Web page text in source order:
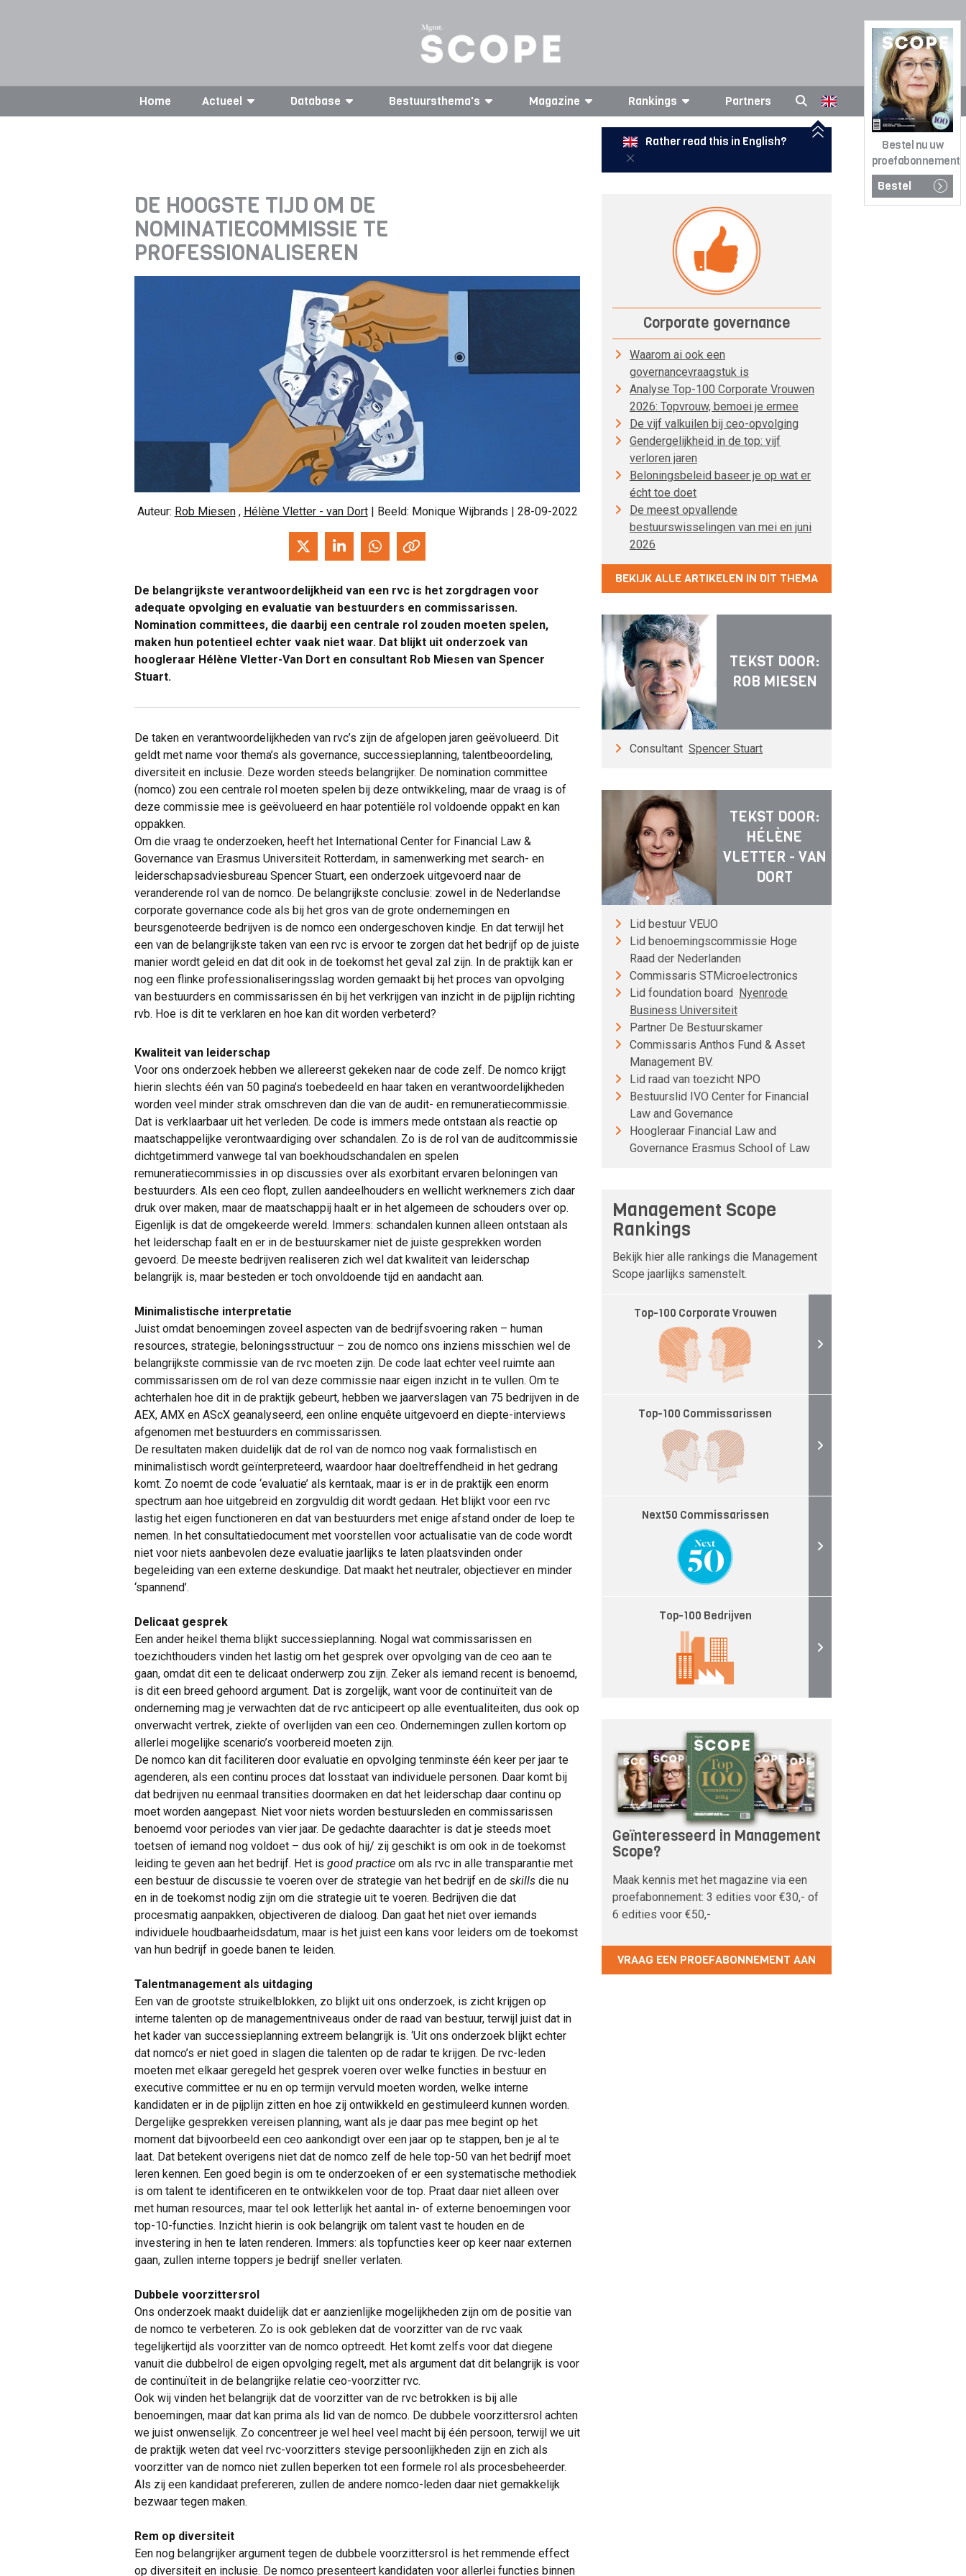
Bestel nu uw
proefabonnement
Bestel
Home Actueel Database Bestuursthema's Magazine Rankings Partners
Rather read this in English?
DE HOOGSTE TIJD OM DE
NOMINATIECOMMISSIE TE
PROFESSIONALISEREN
Auteur: Rob Miesen , Hélène Vletter - van Dort | Beeld: Monique Wijbrands | 28-09-2022
De belangrijkste verantwoordelijkheid van een rvc is het zorgdragen voor
adequate opvolging en evaluatie van bestuurders en commissarissen.
Nomination committees, die daarbij een centrale rol zouden moeten spelen,
maken hun potentieel echter vaak niet waar. Dat blijkt uit onderzoek van
hoogleraar Hélène Vletter-Van Dort en consultant Rob Miesen van Spencer
Stuart.
De taken en verantwoordelijkheden van rvc’s zijn de afgelopen jaren geëvolueerd. Dit
geldt met name voor thema’s als governance, successieplanning, talentbeoordeling,
diversiteit en inclusie. Deze worden steeds belangrijker. De nomination committee
(nomco) zou een centrale rol moeten spelen bij deze ontwikkeling, maar de vraag is of
deze commissie mee is geëvolueerd en haar potentiële rol voldoende oppakt en kan
oppakken.
Om die vraag te onderzoeken, heeft het International Center for Financial Law &
Governance van Erasmus Universiteit Rotterdam, in samenwerking met search- en
leiderschapsadviesbureau Spencer Stuart, een onderzoek uitgevoerd naar de
veranderende rol van de nomco. De belangrijkste conclusie: zowel in de Nederlandse
corporate governance code als bij het gros van de grote ondernemingen en
beursgenoteerde bedrijven is de nomco een ondergeschoven kindje. En dat terwijl het
een van de belangrijkste taken van een rvc is ervoor te zorgen dat het bedrijf op de juiste
manier wordt geleid en dat dit ook in de toekomst het geval zal zijn. In de praktijk kan er
nog een flinke professionaliseringsslag worden gemaakt bij het proces van opvolging
van bestuurders en commissarissen én bij het verkrijgen van inzicht in de pijplijn richting
rvb. Hoe is dit te verklaren en hoe kan dit worden verbeterd?
Kwaliteit van leiderschap
Voor ons onderzoek hebben we allereerst gekeken naar de code zelf. De nomco krijgt
hierin slechts één van 50 pagina’s toebedeeld en haar taken en verantwoordelijkheden
worden veel minder strak omschreven dan die van de audit- en remuneratiecommissie.
Dat is verklaarbaar uit het verleden. De code is immers mede ontstaan als reactie op
maatschappelijke verontwaardiging over schandalen. Zo is de rol van de auditcommissie
dichtgetimmerd vanwege tal van boekhoudschandalen en spelen
remuneratiecommissies in op discussies over als exorbitant ervaren beloningen van
bestuurders. Als een ceo flopt, zullen aandeelhouders en wellicht werknemers zich daar
druk over maken, maar de maatschappij haalt er in het algemeen de schouders over op.
Eigenlijk is dat de omgekeerde wereld. Immers: schandalen kunnen alleen ontstaan als
het leiderschap faalt en er in de bestuurskamer niet de juiste gesprekken worden
gevoerd. De meeste bedrijven realiseren zich wel dat kwaliteit van leiderschap
belangrijk is, maar besteden er toch onvoldoende tijd en aandacht aan.
Minimalistische interpretatie
Juist omdat benoemingen zoveel aspecten van de bedrijfsvoering raken – human
resources, strategie, beloningsstructuur – zou de nomco ons inziens misschien wel de
belangrijkste commissie van de rvc moeten zijn. De code laat echter veel ruimte aan
commissarissen om de rol van deze commissie naar eigen inzicht in te vullen. Om te
achterhalen hoe dit in de praktijk gebeurt, hebben we jaarverslagen van 75 bedrijven in de
AEX, AMX en AScX geanalyseerd, een online enquête uitgevoerd en diepte-interviews
afgenomen met bestuurders en commissarissen.
De resultaten maken duidelijk dat de rol van de nomco nog vaak formalistisch en
minimalistisch wordt geïnterpreteerd, waardoor haar doeltreffendheid in het gedrang
komt. Zo noemt de code ‘evaluatie’ als kerntaak, maar is er in de praktijk een enorm
spectrum aan hoe uitgebreid en zorgvuldig dit wordt gedaan. Het blijkt voor een rvc
lastig het eigen functioneren en dat van bestuurders met enige afstand onder de loep te
nemen. In het consultatiedocument met voorstellen voor actualisatie van de code wordt
niet voor niets aanbevolen deze evaluatie jaarlijks te laten plaatsvinden onder
begeleiding van een externe deskundige. Dat maakt het neutraler, objectiever en minder
‘spannend’.
Delicaat gesprek
Een ander heikel thema blijkt successieplanning. Nogal wat commissarissen en
toezichthouders vinden het lastig om het gesprek over opvolging van de ceo aan te
gaan, omdat dit een te delicaat onderwerp zou zijn. Zeker als iemand recent is benoemd,
is dit een breed gehoord argument. Dat is zorgelijk, want voor de continuïteit van de
onderneming mag je verwachten dat de rvc anticipeert op alle eventualiteiten, dus ook op
onverwacht vertrek, ziekte of overlijden van een ceo. Ondernemingen zullen kortom op
allerlei mogelijke scenario’s voorbereid moeten zijn.
De nomco kan dit faciliteren door evaluatie en opvolging tenminste één keer per jaar te
agenderen, als een continu proces dat losstaat van individuele personen. Daar komt bij
dat bedrijven nu eenmaal transities doormaken en dat het leiderschap daar continu op
moet worden aangepast. Niet voor niets worden bestuursleden en commissarissen
benoemd voor periodes van vier jaar. De gedachte daarachter is dat je steeds moet
toetsen of iemand nog voldoet – dus ook of hij/ zij geschikt is om ook in de toekomst
leiding te geven aan het bedrijf. Het is good practice om als rvc in alle transparantie met
een bestuur de discussie te voeren over de strategie van het bedrijf en de skills die nu
en in de toekomst nodig zijn om die strategie uit te voeren. Bedrijven die dat
procesmatig aanpakken, objectiveren de dialoog. Dan gaat het niet over iemands
individuele houdbaarheidsdatum, maar is het juist een kans voor leiders om de toekomst
van hun bedrijf in goede banen te leiden.
Talentmanagement als uitdaging
Een van de grootste struikelblokken, zo blijkt uit ons onderzoek, is zicht krijgen op
interne talenten op de managementniveaus onder de raad van bestuur, terwijl juist dat in
het kader van successieplanning extreem belangrijk is. ‘Uit ons onderzoek blijkt echter
dat nomco’s er niet goed in slagen die talenten op de radar te krijgen. De rvc-leden
moeten met elkaar geregeld het gesprek voeren over welke functies in bestuur en
executive committee er nu en op termijn vervuld moeten worden, welke interne
kandidaten er in de pijplijn zitten en hoe zij ontwikkeld en gestimuleerd kunnen worden.
Dergelijke gesprekken vereisen planning, want als je daar pas mee begint op het
moment dat bijvoorbeeld een ceo aankondigt over een jaar op te stappen, ben je al te
laat. Dat betekent overigens niet dat de nomco zelf de hele top-50 van het bedrijf moet
leren kennen. Een goed begin is om te onderzoeken of er een systematische methodiek
is om talent te identificeren en te ontwikkelen voor de top. Praat daar niet alleen over
met human resources, maar tel ook letterlijk het aantal in- of externe benoemingen voor
top-10-functies. Inzicht hierin is ook belangrijk om talent vast te houden en de
investering in hen te laten renderen. Immers: als topfuncties keer op keer naar externen
gaan, zullen interne toppers je bedrijf sneller verlaten.
Dubbele voorzittersrol
Ons onderzoek maakt duidelijk dat er aanzienlijke mogelijkheden zijn om de positie van
de nomco te verbeteren. Zo is ook gebleken dat de voorzitter van de rvc vaak
tegelijkertijd als voorzitter van de nomco optreedt. Het komt zelfs voor dat diegene
vanuit die dubbelrol de eigen opvolging regelt, met als argument dat dit belangrijk is voor
de continuïteit in de belangrijke relatie ceo-voorzitter rvc.
Ook wij vinden het belangrijk dat de voorzitter van de rvc betrokken is bij alle
benoemingen, maar dat kan prima als lid van de nomco. De dubbele voorzittersrol achten
we juist onwenselijk. Zo concentreer je wel heel veel macht bij één persoon, terwijl we uit
de praktijk weten dat veel rvc-voorzitters stevige persoonlijkheden zijn en zich als
voorzitter van de nomco niet zullen beperken tot een formele rol als procesbeheerder.
Als zij een kandidaat prefereren, zullen de andere nomco-leden daar niet gemakkelijk
bezwaar tegen maken.
Rem op diversiteit
Een nog belangrijker argument tegen de dubbele voorzittersrol is het remmende effect
op diversiteit en inclusie. De nomco presenteert kandidaten voor allerlei functies binnen
Corporate governance
Waarom ai ook een
governancevraagstuk is
Analyse Top-100 Corporate Vrouwen
2026: Topvrouw, bemoei je ermee
De vijf valkuilen bij ceo-opvolging
Gendergelijkheid in de top: vijf
verloren jaren
Beloningsbeleid baseer je op wat er
écht toe doet
De meest opvallende
bestuurswisselingen van mei en juni
2026
BEKIJK ALLE ARTIKELEN IN DIT THEMA
TEKST DOOR:
ROB MIESEN
Consultant Spencer Stuart
TEKST DOOR:
HÉLÈNE
VLETTER - VAN
DORT
Lid bestuur VEUO
Lid benoemingscommissie Hoge
Raad der Nederlanden
Commissaris STMicroelectronics
Lid foundation board Nyenrode
Business Universiteit
Partner De Bestuurskamer
Commissaris Anthos Fund & Asset
Management BV.
Lid raad van toezicht NPO
Bestuurslid IVO Center for Financial
Law and Governance
Hoogleraar Financial Law and
Governance Erasmus School of Law
Management Scope
Rankings
Bekijk hier alle rankings die Management
Scope jaarlijks samenstelt.
Top-100 Corporate Vrouwen
Top-100 Commissarissen
Next50 Commissarissen
Top-100 Bedrijven
Geïnteresseerd in Management
Scope?
Maak kennis met het magazine via een
proefabonnement: 3 edities voor €30,- of
6 edities voor €50,-
VRAAG EEN PROEFABONNEMENT AAN